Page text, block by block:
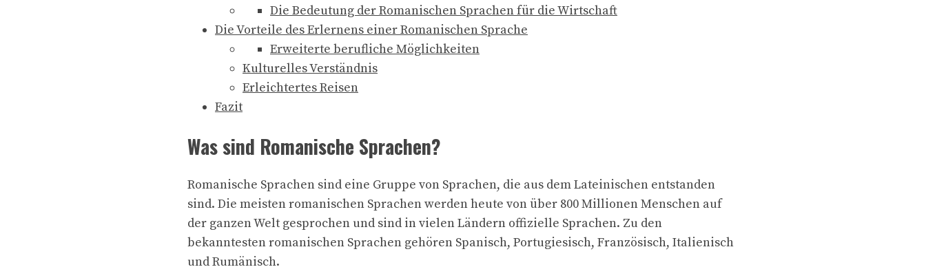
Die Bedeutung der Romanischen Sprachen für die Wirtschaft
Die Vorteile des Erlernens einer Romanischen Sprache
Erweiterte berufliche Möglichkeiten
Kulturelles Verständnis
Erleichtertes Reisen
Fazit
Was sind Romanische Sprachen?
Romanische Sprachen sind eine Gruppe von Sprachen, die aus dem Lateinischen entstanden
sind. Die meisten romanischen Sprachen werden heute von über 800 Millionen Menschen auf
der ganzen Welt gesprochen und sind in vielen Ländern offizielle Sprachen. Zu den
bekanntesten romanischen Sprachen gehören Spanisch, Portugiesisch, Französisch, Italienisch
und Rumänisch.